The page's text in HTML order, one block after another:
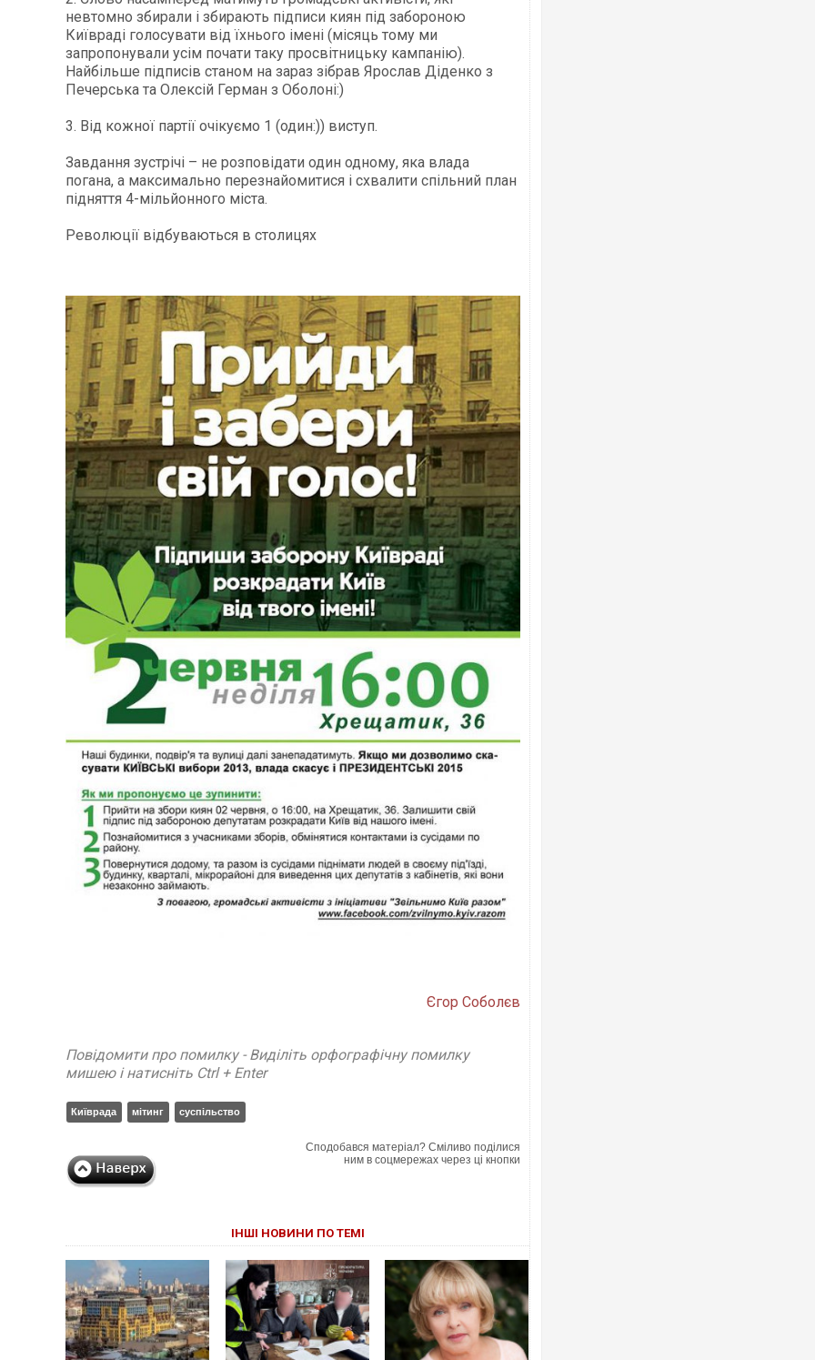
невтомно збирали і збирають підписи киян під забороною
Київраді голосувати від їхнього імені (місяць тому ми
запропонували усім почати таку просвітницьку кампанію).
Найбільше підписів станом на зараз зібрав Ярослав Діденко з
Печерська та Олексій Герман з Оболоні:)
3. Від кожної партії очікуємо 1 (один:)) виступ.
Завдання зустрічі – не розповідати один одному, яка влада
погана, а максимально перезнайомитися і схвалити спільний план
підняття 4-мільйонного міста.
Революції відбуваються в столицях
Єгор Соболєв
Повідомити про помилку - Виділіть орфографічну помилку
мишею і натисніть Ctrl + Enter
Київрада мітинг суспільство
Сподобався матеріал? Сміливо поділися
ним в соцмережах через ці кнопки
ІНШІ НОВИНИ ПО ТЕМІ